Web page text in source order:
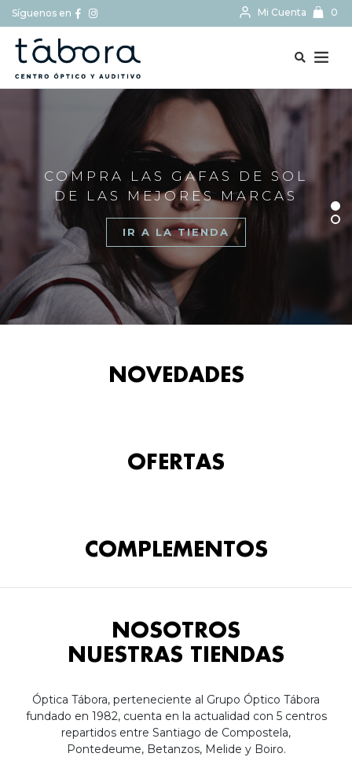
Síguenos en Mi Cuenta 0
COMPRA LAS GAFAS DE SOL
DE LAS MEJORES MARCAS
IR A LA TIENDA
NOVEDADES
OFERTAS
COMPLEMENTOS
NOSOTROS
NUESTRAS TIENDAS
Óptica Tábora, perteneciente al Grupo Óptico Tábora
fundado en 1982, cuenta en la actualidad con 5 centros
repartidos entre Santiago de Compostela,
Pontedeume, Betanzos, Melide y Boiro.